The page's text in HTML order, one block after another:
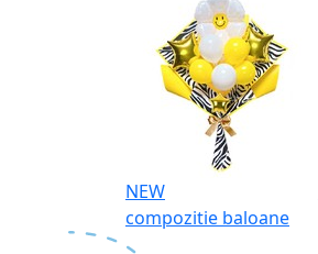
NEW
compozitie baloane